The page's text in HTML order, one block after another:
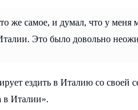
же самое, и думал, что у
Это было довольно
ездить в Италию со своей
в Италии».